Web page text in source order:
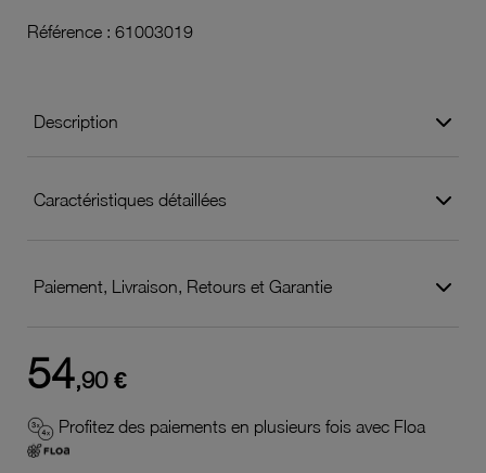
Référence : 61003019
Description
Caractéristiques détaillées
Paiement, Livraison, Retours et Garantie
54,90 €
Profitez des paiements en plusieurs fois avec Floa